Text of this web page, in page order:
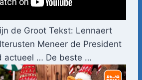
de Groot Tekst: Lennaert
Meneer de President
actueel … De beste …